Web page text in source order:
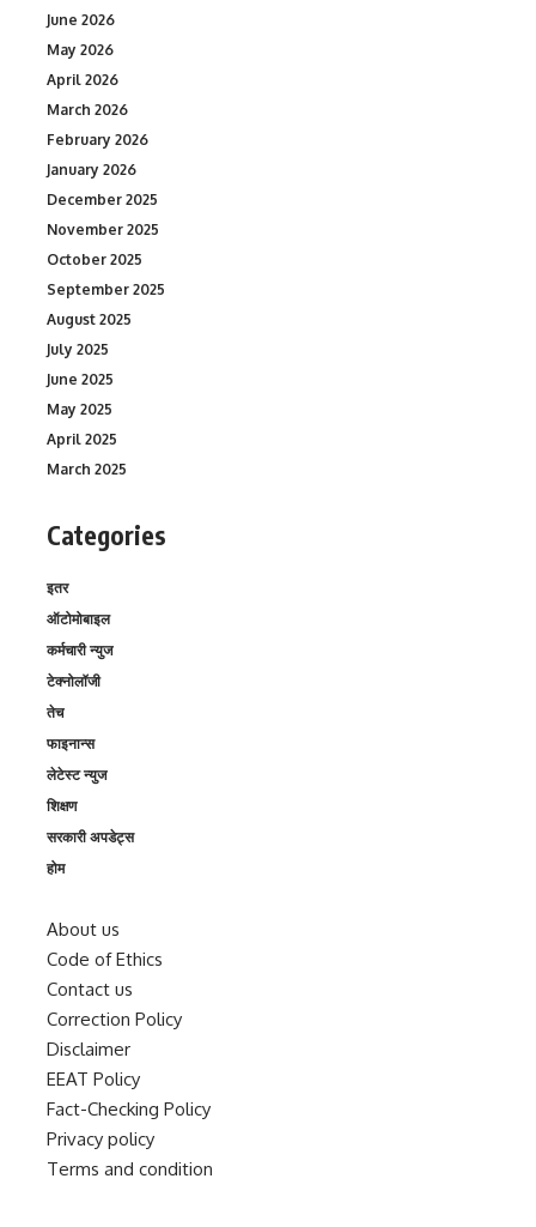
June 2026
May 2026
April 2026
March 2026
February 2026
January 2026
December 2025
November 2025
October 2025
September 2025
August 2025
July 2025
June 2025
May 2025
April 2025
March 2025
Categories
इतर
ऑटोमोबाइल
कर्मचारी न्युज
टेक्नोलॉजी
तेच
फाइनान्स
लेटेस्ट न्युज
शिक्षण
सरकारी अपडेट्स
होम
About us
Code of Ethics
Contact us
Correction Policy
Disclaimer
EEAT Policy
Fact-Checking Policy
Privacy policy
Terms and condition